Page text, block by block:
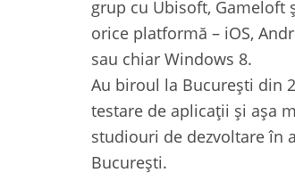
grup cu Ubisoft, Gameloft
orice platformă – iOS,
sau chiar Windows 8.
Au biroul la București din
testare de aplicații și așa
studiouri de dezvoltare în
București.